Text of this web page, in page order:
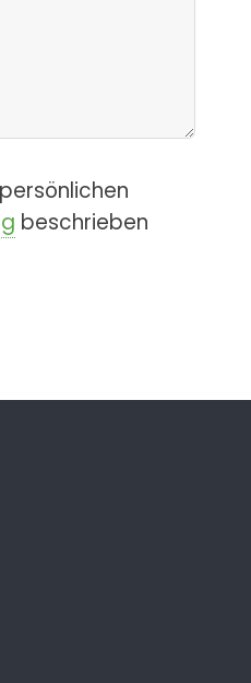
beschrieben